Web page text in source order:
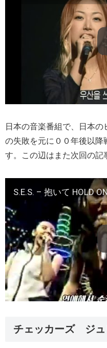
日本の音楽番組で、日本の
の失敗を元に００年後以降
す。この辺はまた次回の記
チェッカーズ ジュ